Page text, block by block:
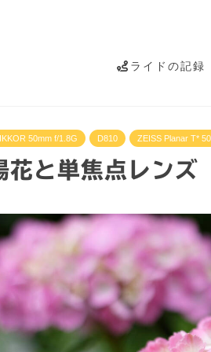
ライドの記録
50mm f/1.8G D810 ZEISS Planar T*
花と単焦点レンズ